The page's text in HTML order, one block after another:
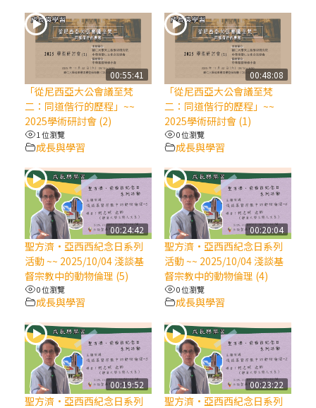
越的智慧】：聖方濟的靈修，「不占為己
有」
【信仰之旅】第八集：「耶穌為什麼降生到
人世」—高樂祈修女
2025/10/10【萬物讚頌頌歌 – 太陽與生態音
樂會】紀念聖方濟與已逝教宗方濟各（中）
2025/10/10【萬物讚頌頌歌 – 太陽與生態音
樂會】紀念聖方濟與已逝教宗方濟各（下）
2025/10/10【萬物讚頌頌歌 – 太陽與生態音
樂會】紀念聖方濟與已逝教宗方濟各（上）
(9完結)黃敏正主教帶你做【將臨期避靜】—
匝凱的「新生命」：利他與內化
(8)黃敏正主教帶你做【將臨期避靜】—耶穌
降生成人與人同在＝「厄瑪努爾」
00:55:41
「從尼西亞大公會議至梵
二：同道偕行的歷程」~~
2025學術研討會 (2)
1 位瀏覽
成長與學習
00:48:08
「從尼西亞大公會議至梵
二：同道偕行的歷程」~~
2025學術研討會 (1)
0 位瀏覽
成長與學習
00:24:42
聖方濟·亞西西紀念日系列
活動 ~~ 2025/10/04 淺談基
督宗教中的動物倫理 (5)
0 位瀏覽
成長與學習
00:20:04
聖方濟·亞西西紀念日系列
活動 ~~ 2025/10/04 淺談基
督宗教中的動物倫理 (4)
0 位瀏覽
成長與學習
00:19:52
聖方濟·亞西西紀念日系列
00:23:22
聖方濟·亞西西紀念日系列